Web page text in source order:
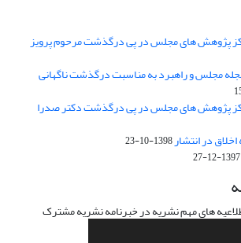
پژوهش های مجلس در پی درگذشت مرحوم پرویز
مجلس و راهبرد به مناسبت درگذشت ناگهانی
پژوهش های مجلس در پی درگذشت دکتر صدرا
در انتشار1398-10-23
1397-12-27
های مهم نشریه در خبرنامه نشریه مشترک